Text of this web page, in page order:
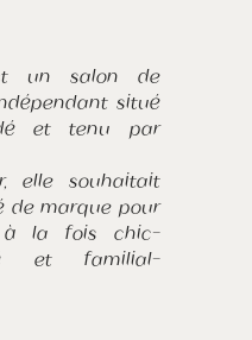
un salon de
situé
et tenu par
elle souhaitait
de marque pour
à la fois chic-
et familial-